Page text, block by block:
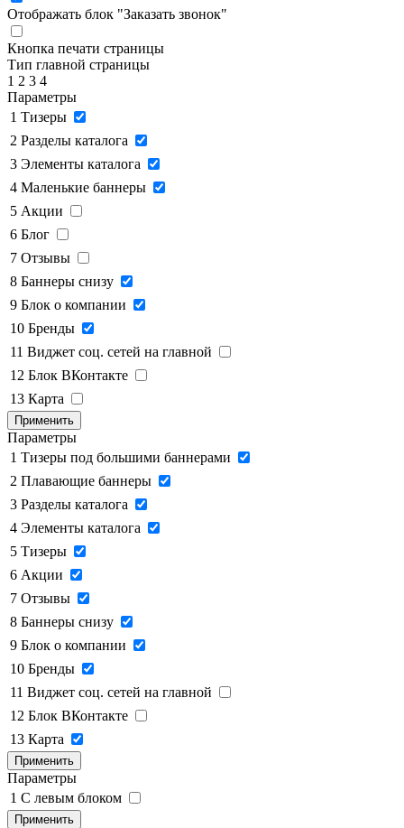
Отображать блок "Заказать звонок"
Кнопка печати страницы
Тип главной страницы
1 2 3 4
Параметры
1 Тизеры
2 Разделы каталога
3 Элементы каталога
4 Маленькие баннеры
5 Акции
6 Блог
7 Отзывы
8 Баннеры снизу
9 Блок о компании
10 Бренды
11 Виджет соц. сетей на главной
12 Блок ВКонтакте
13 Карта
Применить
Параметры
1 Тизеры под большими баннерами
2 Плавающие баннеры
3 Разделы каталога
4 Элементы каталога
5 Тизеры
6 Акции
7 Отзывы
8 Баннеры снизу
9 Блок о компании
10 Бренды
11 Виджет соц. сетей на главной
12 Блок ВКонтакте
13 Карта
Применить
Параметры
1 C левым блоком
Применить